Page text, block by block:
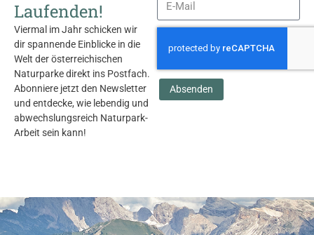
Laufenden!
Viermal im Jahr schicken wir
dir spannende Einblicke in die
Welt der österreichischen
Naturparke direkt ins Postfach.
Abonniere jetzt den Newsletter
und entdecke, wie lebendig und
abwechslungsreich Naturpark-
Arbeit sein kann!
Absenden